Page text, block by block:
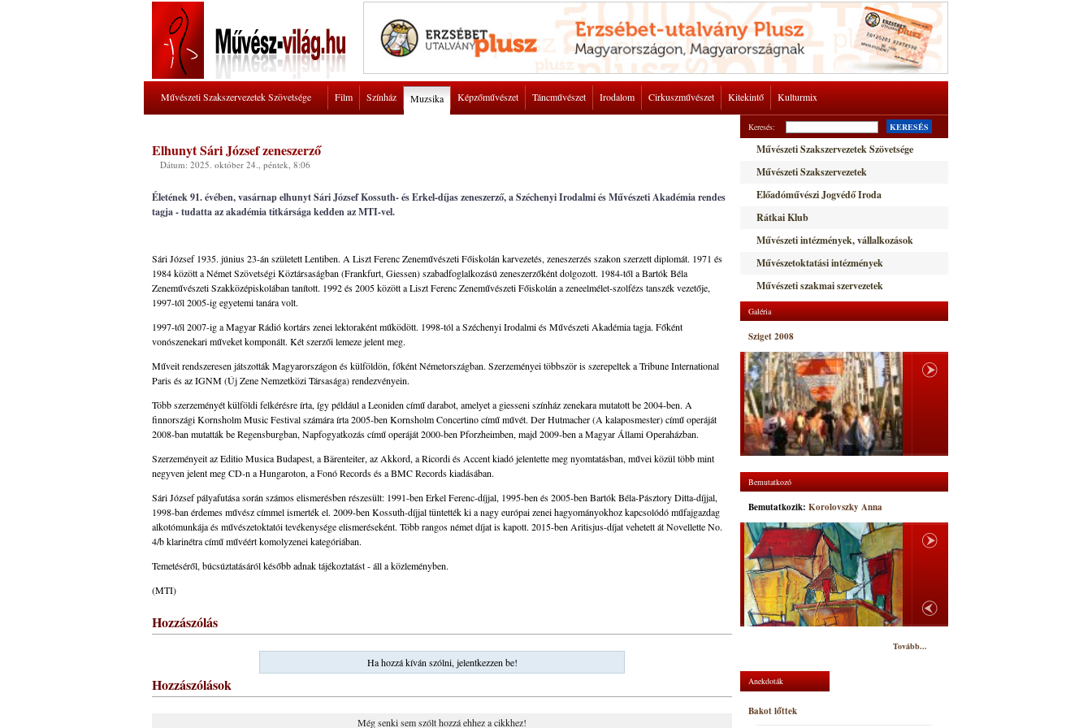
Művészeti Szakszervezetek Szövetsége Film Színház Muzsika Képzőművészet Táncművészet Irodalom Cirkuszművészet Kitekintő Kulturmix
Elhunyt Sári József zeneszerző
Dátum: 2025. október 24., péntek, 8:06
Életének 91. évében, vasárnap elhunyt Sári József Kossuth- és Erkel-díjas zeneszerző, a Széchenyi Irodalmi és Művészeti Akadémia rendes
tagja - tudatta az akadémia titkársága kedden az MTI-vel.
Sári József 1935. június 23-án született Lentiben. A Liszt Ferenc Zeneművészeti Főiskolán karvezetés, zeneszerzés szakon szerzett diplomát. 1971 és
1984 között a Német Szövetségi Köztársaságban (Frankfurt, Giessen) szabadfoglalkozású zeneszerzőként dolgozott. 1984-től a Bartók Béla
Zeneművészeti Szakközépiskolában tanított. 1992 és 2005 között a Liszt Ferenc Zeneművészeti Főiskolán a zeneelmélet-szolfézs tanszék vezetője,
1997-től 2005-ig egyetemi tanára volt.
1997-től 2007-ig a Magyar Rádió kortárs zenei lektoraként működött. 1998-tól a Széchenyi Irodalmi és Művészeti Akadémia tagja. Főként
vonószenekari műveket komponált. Két szerzői lemeze jelent meg.
Műveit rendszeresen játszották Magyarországon és külföldön, főként Németországban. Szerzeményei többször is szerepeltek a Tribune International
Paris és az IGNM (Új Zene Nemzetközi Társasága) rendezvényein.
Több szerzeményét külföldi felkérésre írta, így például a Leoniden című darabot, amelyet a giesseni színház zenekara mutatott be 2004-ben. A
finnországi Kornsholm Music Festival számára írta 2005-ben Kornsholm Concertino című művét. Der Hutmacher (A kalaposmester) című operáját
2008-ban mutatták be Regensburgban, Napfogyatkozás című operáját 2000-ben Pforzheimben, majd 2009-ben a Magyar Állami Operaházban.
Szerzeményeit az Editio Musica Budapest, a Bärenteiter, az Akkord, a Ricordi és Accent kiadó jelentette meg nyomtatásban, művei közül több mint
negyven jelent meg CD-n a Hungaroton, a Fonó Records és a BMC Records kiadásában.
Sári József pályafutása során számos elismerésben részesült: 1991-ben Erkel Ferenc-díjjal, 1995-ben és 2005-ben Bartók Béla-Pásztory Ditta-díjjal,
1998-ban érdemes művész címmel ismerték el. 2009-ben Kossuth-díjjal tüntették ki a nagy európai zenei hagyományokhoz kapcsolódó műfajgazdag
alkotómunkája és művészetoktatói tevékenysége elismeréseként. Több rangos német díjat is kapott. 2015-ben Aritisjus-díjat vehetett át Novellette No.
4/b klarinétra című művéért komolyzenei kategóriában.
Temetéséről, búcsúztatásáról később adnak tájékoztatást - áll a közleményben.
(MTI)
Hozzászólás
Ha hozzá kíván szólni, jelentkezzen be!
Hozzászólások
Még senki sem szólt hozzá ehhez a cikkhez!
Keresés: KERESÉS
Művészeti Szakszervezetek Szövetsége
Művészeti Szakszervezetek
Előadóművészi Jogvédő Iroda
Rátkai Klub
Művészeti intézmények, vállalkozások
Művészetoktatási intézmények
Művészeti szakmai szervezetek
Galéria
Sziget 2008
Bemutatkozó
Bemutatkozik: Korolovszky Anna
Tovább...
Anekdoták
Bakot lőttek